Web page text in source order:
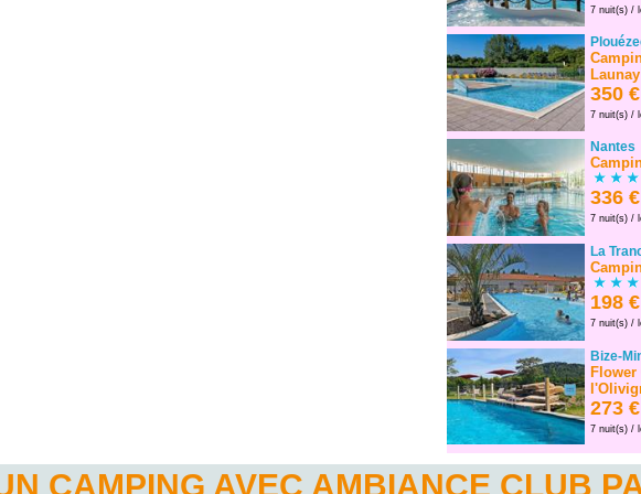
7 nuit(s) /
Launay
350 €
7 nuit(s) /
Nantes
336 €
7 nuit(s) /
La
198 €
7 nuit(s) /
Bize-
Flower
273 €
7 nuit(s) /
CAMPING AVEC AMBIANCE CLUB